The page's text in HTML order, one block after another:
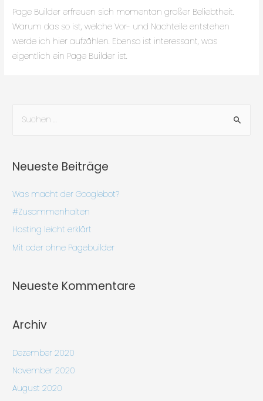
Page Builder erfreuen sich momentan großer Beliebtheit.
Warum das so ist, welche Vor- und Nachteile entstehen
werde ich hier aufzählen. Ebenso ist interessant, was
eigentlich ein Page Builder ist.
Neueste Beiträge
Was macht der Googlebot?
#Zusammenhalten
Hosting leicht erklärt
Mit oder ohne Pagebuilder
Neueste Kommentare
Archiv
Dezember 2020
November 2020
August 2020